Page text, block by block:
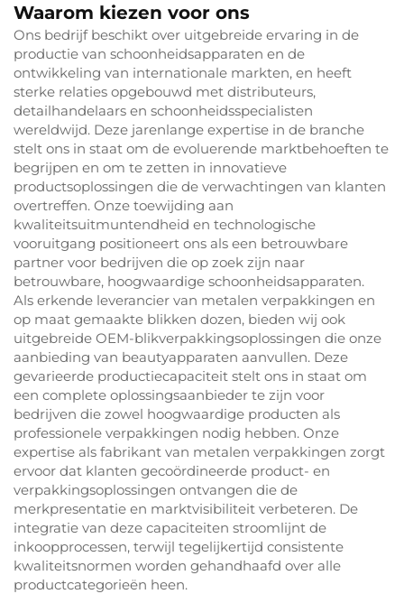
Waarom kiezen voor ons
Ons bedrijf beschikt over uitgebreide ervaring in de
productie van schoonheidsapparaten en de
ontwikkeling van internationale markten, en heeft
sterke relaties opgebouwd met distributeurs,
detailhandelaars en schoonheidsspecialisten
wereldwijd. Deze jarenlange expertise in de branche
stelt ons in staat om de evoluerende marktbehoeften te
begrijpen en om te zetten in innovatieve
productsoplossingen die de verwachtingen van klanten
overtreffen. Onze toewijding aan
kwaliteitsuitmuntendheid en technologische
vooruitgang positioneert ons als een betrouwbare
partner voor bedrijven die op zoek zijn naar
betrouwbare, hoogwaardige schoonheidsapparaten.
Als erkende leverancier van metalen verpakkingen en
op maat gemaakte blikken dozen, bieden wij ook
uitgebreide OEM-blikverpakkingsoplossingen die onze
aanbieding van beautyapparaten aanvullen. Deze
gevarieerde productiecapaciteit stelt ons in staat om
een complete oplossingsaanbieder te zijn voor
bedrijven die zowel hoogwaardige producten als
professionele verpakkingen nodig hebben. Onze
expertise als fabrikant van metalen verpakkingen zorgt
ervoor dat klanten gecoördineerde product- en
verpakkingsoplossingen ontvangen die de
merkpresentatie en marktvisibiliteit verbeteren. De
integratie van deze capaciteiten stroomlijnt de
inkoopprocessen, terwijl tegelijkertijd consistente
kwaliteitsnormen worden gehandhaafd over alle
productcategorieën heen.